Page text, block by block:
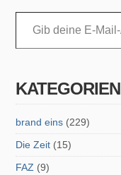
Gib deine E-Mail-Adresse ein ...
KATEGORIEN
brand eins (229)
Die Zeit (15)
FAZ (9)